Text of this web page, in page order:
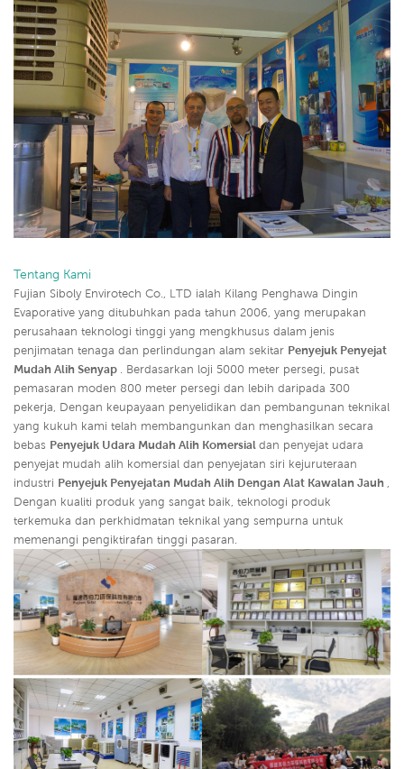
Tentang Kami
Fujian Siboly Envirotech Co., LTD ialah Kilang Penghawa Dingin
Evaporative yang ditubuhkan pada tahun 2006, yang merupakan
perusahaan teknologi tinggi yang mengkhusus dalam jenis
penjimatan tenaga dan perlindungan alam sekitar Penyejuk Penyejat
Mudah Alih Senyap . Berdasarkan loji 5000 meter persegi, pusat
pemasaran moden 800 meter persegi dan lebih daripada 300
pekerja, Dengan keupayaan penyelidikan dan pembangunan teknikal
yang kukuh kami telah membangunkan dan menghasilkan secara
bebas Penyejuk Udara Mudah Alih Komersial dan penyejat udara
penyejat mudah alih komersial dan penyejatan siri kejuruteraan
industri Penyejuk Penyejatan Mudah Alih Dengan Alat Kawalan Jauh ,
Dengan kualiti produk yang sangat baik, teknologi produk
terkemuka dan perkhidmatan teknikal yang sempurna untuk
memenangi pengiktirafan tinggi pasaran.